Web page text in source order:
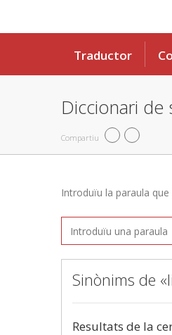
Traductor
Diccionari de
Compartiu
Introduïu la paraula
Sinònims de
Resultats de la